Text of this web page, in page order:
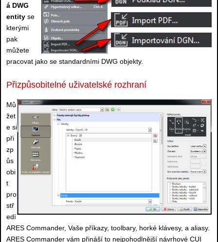
á DWG
entity se
kterými
pak
můžete
pracovat jako se standardními DWG objekty.
Přizpůsobitelné uživatelské rozhraní
Mů
žet
e si
při
zp
ůs
obi
t
pro
stř
edí
ARES Commander, Vaše příkazy, toolbary, horké klávesy, a aliasy.
ARES Commander vám přináší to nejpohodlnější návrhové CUI